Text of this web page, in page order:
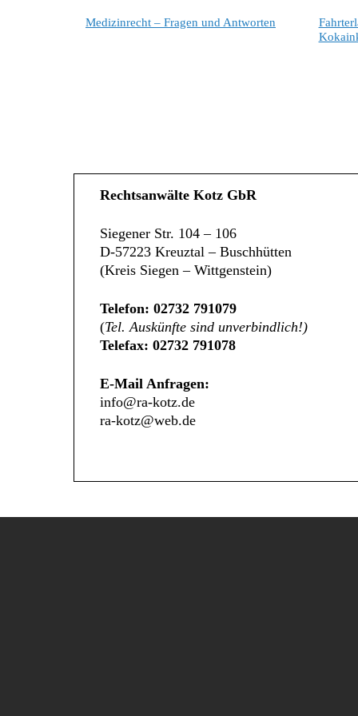
Medizinrecht – Fragen und Antworten
Rechtsanwälte Kotz GbR
Siegener Str. 104 – 106
D-57223 Kreuztal – Buschhütten
(Kreis Siegen – Wittgenstein)
Telefon: 02732 791079
(Tel. Auskünfte sind unverbindlich!)
Telefax: 02732 791078
E-Mail Anfragen:
info@ra-kotz.de
ra-kotz@web.de